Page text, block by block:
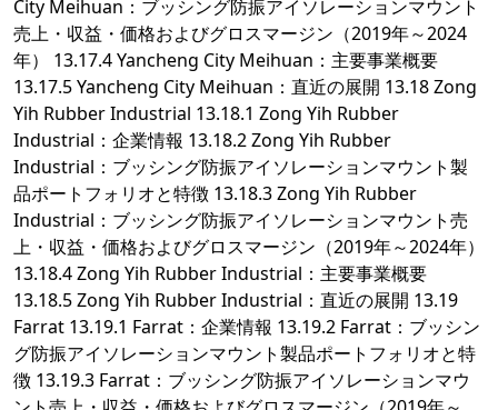
City Meihuan：ブッシング防振アイソレーションマウント
売上・収益・価格およびグロスマージン（2019年～2024
年） 13.17.4 Yancheng City Meihuan：主要事業概要
13.17.5 Yancheng City Meihuan：直近の展開 13.18 Zong
Yih Rubber Industrial 13.18.1 Zong Yih Rubber
Industrial：企業情報 13.18.2 Zong Yih Rubber
Industrial：ブッシング防振アイソレーションマウント製
品ポートフォリオと特徴 13.18.3 Zong Yih Rubber
Industrial：ブッシング防振アイソレーションマウント売
上・収益・価格およびグロスマージン（2019年～2024年）
13.18.4 Zong Yih Rubber Industrial：主要事業概要
13.18.5 Zong Yih Rubber Industrial：直近の展開 13.19
Farrat 13.19.1 Farrat：企業情報 13.19.2 Farrat：ブッシン
グ防振アイソレーションマウント製品ポートフォリオと特
徴 13.19.3 Farrat：ブッシング防振アイソレーションマウ